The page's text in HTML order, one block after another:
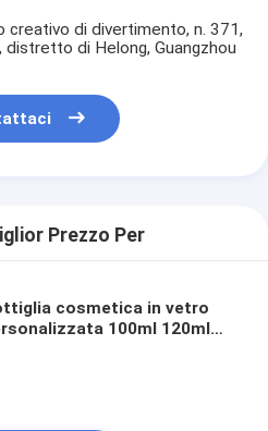
creativo di divertimento, n. 371,
distretto di Helong, Guangzhou
Prezzo Per
cosmetica in vetro
100ml 120ml